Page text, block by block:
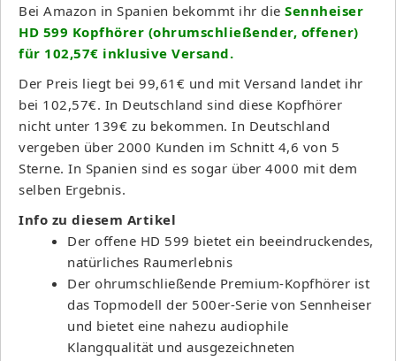
Bei Amazon in Spanien bekommt ihr die Sennheiser
HD 599 Kopfhörer (ohrumschließender, offener)
für 102,57€ inklusive Versand.
Der Preis liegt bei 99,61€ und mit Versand landet ihr
bei 102,57€. In Deutschland sind diese Kopfhörer
nicht unter 139€ zu bekommen. In Deutschland
vergeben über 2000 Kunden im Schnitt 4,6 von 5
Sterne. In Spanien sind es sogar über 4000 mit dem
selben Ergebnis.
Info zu diesem Artikel
Der offene HD 599 bietet ein beeindruckendes,
natürliches Raumerlebnis
Der ohrumschließende Premium-Kopfhörer ist
das Topmodell der 500er-Serie von Sennheiser
und bietet eine nahezu audiophile
Klangqualität und ausgezeichneten